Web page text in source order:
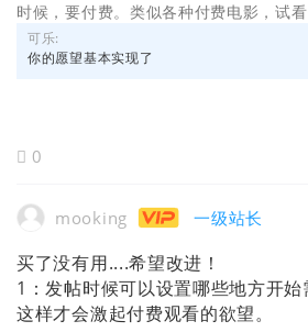
时候，要付费。类似各种付费电影，试
可乐:
你的愿望基本实现了
0
mooking 一级站长
买了没有用....希望改进！
1：发帖时候可以设置哪些地方开始
这样才会激起付费观看的欲望。